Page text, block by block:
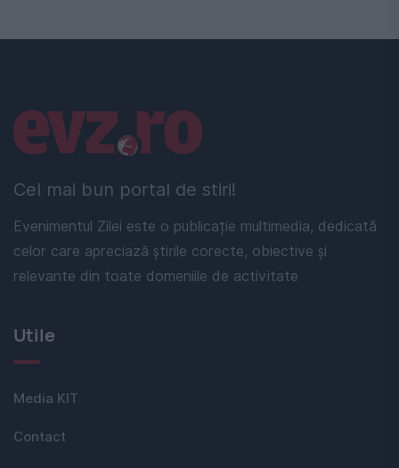
Cel mai bun portal de stiri!
Evenimentul Zilei este o publicație multimedia, dedicată
celor care apreciază știrile corecte, obiective și
relevante din toate domeniile de activitate
Linkuri utile
Utile
Media KIT
Contact